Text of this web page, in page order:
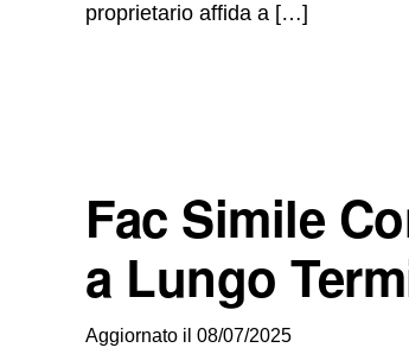
proprietario affida a […]
Fac Simile
a Lungo
Aggiornato il 08/07/2025